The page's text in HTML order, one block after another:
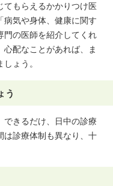
てもらえるかかりつけ医
病気や身体、健康に関す
門の医師を紹介してくれ
配なことがあれば、ま
ょう。
う
できるだけ、日中の診療
は診療体制も異なり、十